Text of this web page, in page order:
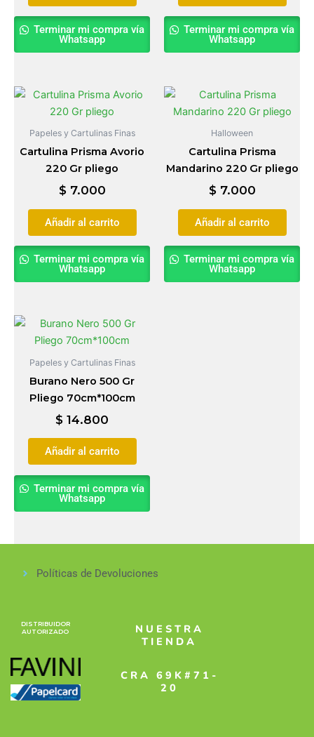
Terminar mi compra vía
Whatsapp
Terminar mi compra vía
Whatsapp
Papeles y Cartulinas Finas
Cartulina Prisma Avorio
220 Gr pliego
$7.000
Añadir al carrito
Terminar mi compra vía
Whatsapp
Halloween
Cartulina Prisma
Mandarino 220 Gr pliego
$7.000
Añadir al carrito
Terminar mi compra vía
Whatsapp
Papeles y Cartulinas Finas
Burano Nero 500 Gr
Pliego 70cm*100cm
$ 14.800
Añadir al carrito
Terminar mi compra vía
Whatsapp
Políticas de Devoluciones
DISTRIBUIDOR
AUTORIZADO
NUESTRA
TIENDA
CRA 69K#71-
20